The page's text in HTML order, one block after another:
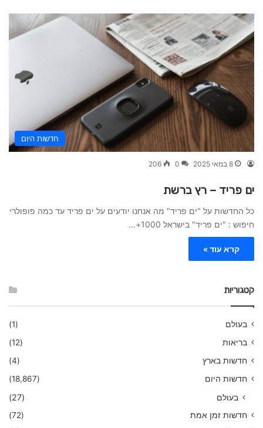
חדשות היום
8 במאי 2025 0
206
ים פריד – רץ ברשת
כל החדשות על "ים פריד" מה אנחנו יודעים על ים פריד עד כמה פופולרי
חיפוש : "ים פריד" בישראל 1000+…
קרא עוד »
קטגוריות
בעולם
(1)
בריאות
(12)
חדשות בארץ
(4)
חדשות היום
(18,867)
בעולם (27)
חדשות זמן אמת
(72)